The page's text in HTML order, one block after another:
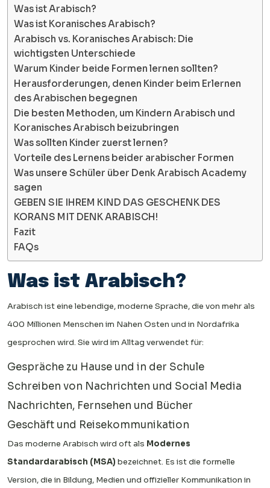
Was ist Arabisch?
Was ist Koranisches Arabisch?
Arabisch vs. Koranisches Arabisch: Die
wichtigsten Unterschiede
Warum Kinder beide Formen lernen sollten?
Herausforderungen, denen Kinder beim Erlernen
des Arabischen begegnen
Die besten Methoden, um Kindern Arabisch und
Koranisches Arabisch beizubringen
Was sollten Kinder zuerst lernen?
Vorteile des Lernens beider arabischer Formen
Was unsere Schüler über Denk Arabisch Academy
sagen
GEBEN SIE IHREM KIND DAS GESCHENK DES
KORANS MIT DENK ARABISCH!
Fazit
FAQs
Was ist Arabisch?
Arabisch ist eine lebendige, moderne Sprache, die von mehr als
400 Millionen Menschen im Nahen Osten und in Nordafrika
gesprochen wird. Sie wird im Alltag verwendet für:
Gespräche zu Hause und in der Schule
Schreiben von Nachrichten und Social Media
Nachrichten, Fernsehen und Bücher
Geschäft und Reisekommunikation
Das moderne Arabisch wird oft als Modernes
Standardarabisch (MSA) bezeichnet. Es ist die formelle
Version, die in Bildung, Medien und offizieller Kommunikation in